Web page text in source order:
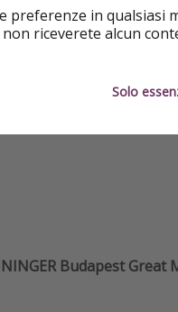
Budapest Great
preferenze in qualsiasi
riceverete alcun
Solo